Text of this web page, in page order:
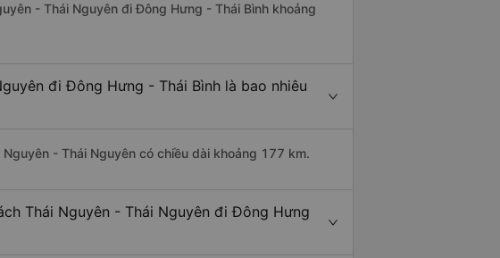
- Thái Nguyên đi Đông Hưng - Thái Bình khoảng
đi Đông Hưng - Thái Bình là bao nhiêu
- Thái Nguyên có chiều dài khoảng 177 km.
Thái Nguyên - Thái Nguyên đi Đông Hưng